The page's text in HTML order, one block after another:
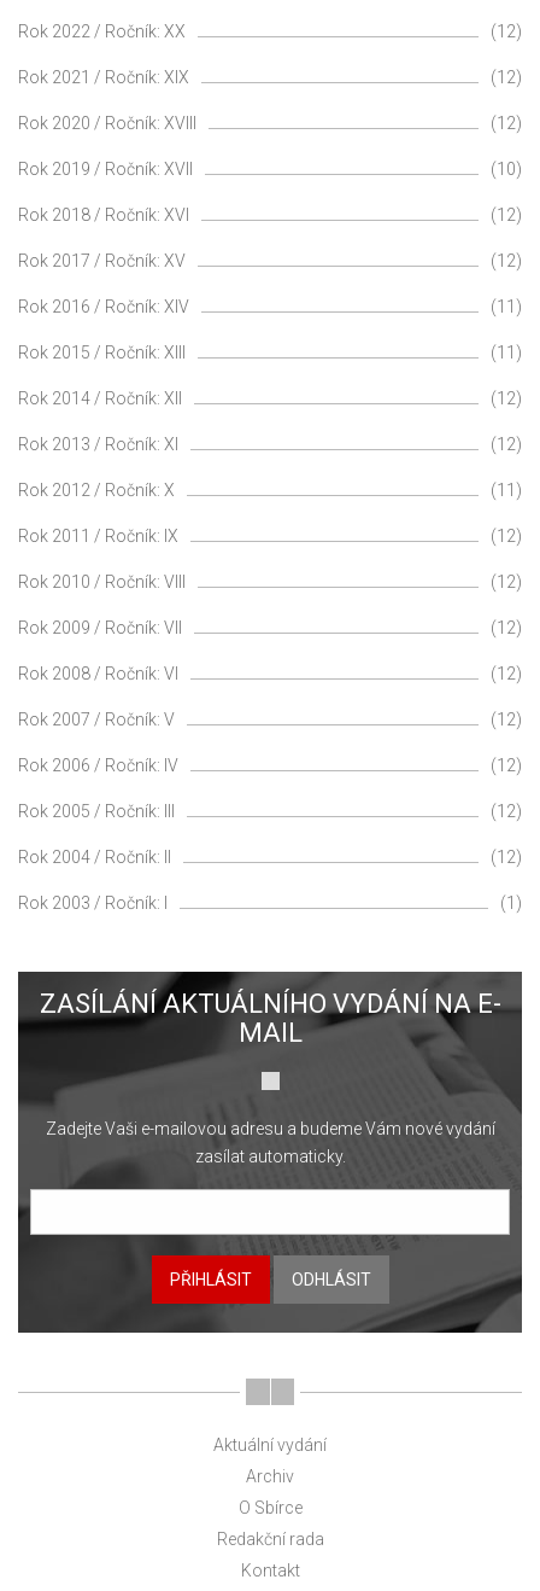
Rok 2022 / Ročník: XX (12)
Rok 2021 / Ročník: XIX (12)
Rok 2020 / Ročník: XVIII (12)
Rok 2019 / Ročník: XVII (10)
Rok 2018 / Ročník: XVI (12)
Rok 2017 / Ročník: XV (12)
Rok 2016 / Ročník: XIV (11)
Rok 2015 / Ročník: XIII (11)
Rok 2014 / Ročník: XII (12)
Rok 2013 / Ročník: XI (12)
Rok 2012 / Ročník: X (11)
Rok 2011 / Ročník: IX (12)
Rok 2010 / Ročník: VIII (12)
Rok 2009 / Ročník: VII (12)
Rok 2008 / Ročník: VI (12)
Rok 2007 / Ročník: V (12)
Rok 2006 / Ročník: IV (12)
Rok 2005 / Ročník: III (12)
Rok 2004 / Ročník: II (12)
Rok 2003 / Ročník: I (1)
ZASÍLÁNÍ AKTUÁLNÍHO VYDÁNÍ NA E-
MAIL
Zadejte Vaši e-mailovou adresu a budeme Vám nové vydání
zasílat automaticky.
PŘIHLÁSIT ODHLÁSIT
Aktuální vydání
Archiv
O Sbírce
Redakční rada
Kontakt